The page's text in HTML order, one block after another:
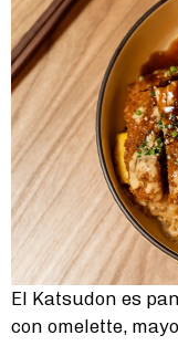
El Katsudon es
con omelette,